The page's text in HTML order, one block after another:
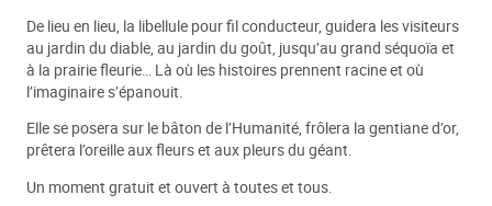
De lieu en lieu, la libellule pour fil conducteur, guidera les visiteurs
au jardin du diable, au jardin du goût, jusqu’au grand séquoïa et
à la prairie fleurie… Là où les histoires prennent racine et où
l’imaginaire s’épanouit.
Elle se posera sur le bâton de l’Humanité, frôlera la gentiane d’or,
prêtera l’oreille aux fleurs et aux pleurs du géant.
Un moment gratuit et ouvert à toutes et tous.